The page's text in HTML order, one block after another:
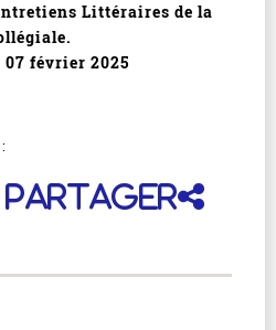
Littéraires de la
février 2025
Partager